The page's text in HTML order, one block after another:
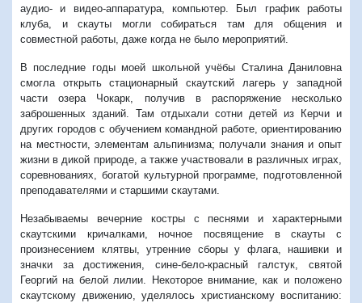
аудио- и видео-аппаратура, компьютер. Был график работы
клуба, и скауты могли собираться там для общения и
совместной работы, даже когда не было мероприятий.
В последние годы моей школьной учёбы Сталина Даниловна
смогла открыть стационарный скаутский лагерь у западной
части озера Чокарк, получив в распоряжение несколько
заброшенных зданий. Там отдыхали сотни детей из Керчи и
других городов с обучением командной работе, ориентированию
на местности, элементам альпинизма; получали знания и опыт
жизни в дикой природе, а также участвовали в различных играх,
соревнованиях, богатой культурной программе, подготовленной
преподавателями и старшими скаутами.
Незабываемы вечерние костры с песнями и характерными
скаутскими кричалками, ночное посвящение в скауты с
произнесением клятвы, утренние сборы у флага, нашивки и
значки за достижения, сине-бело-красный галстук, святой
Георгий на белой лилии. Некоторое внимание, как и положено
скаутскому движению, уделялось христианскому воспитанию: